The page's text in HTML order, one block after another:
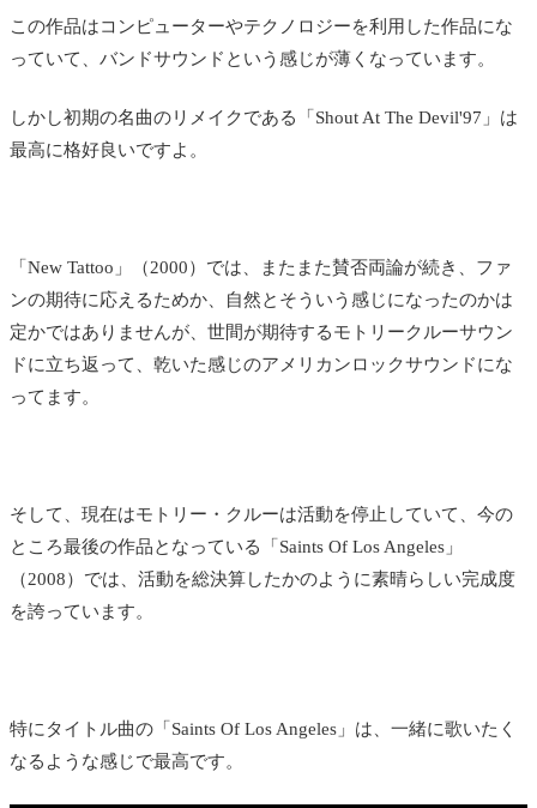
この作品はコンピューターやテクノロジーを利用した作品にな
っていて、バンドサウンドという感じが薄くなっています。
しかし初期の名曲のリメイクである「Shout At The Devil'97」は
最高に格好良いですよ。
「New Tattoo」（2000）では、またまた賛否両論が続き、ファ
ンの期待に応えるためか、自然とそういう感じになったのかは
定かではありませんが、世間が期待するモトリークルーサウン
ドに立ち返って、乾いた感じのアメリカンロックサウンドにな
ってます。
そして、現在はモトリー・クルーは活動を停止していて、今の
ところ最後の作品となっている「Saints Of Los Angeles」
（2008）では、活動を総決算したかのように素晴らしい完成度
を誇っています。
特にタイトル曲の「Saints Of Los Angeles」は、一緒に歌いたく
なるような感じで最高です。